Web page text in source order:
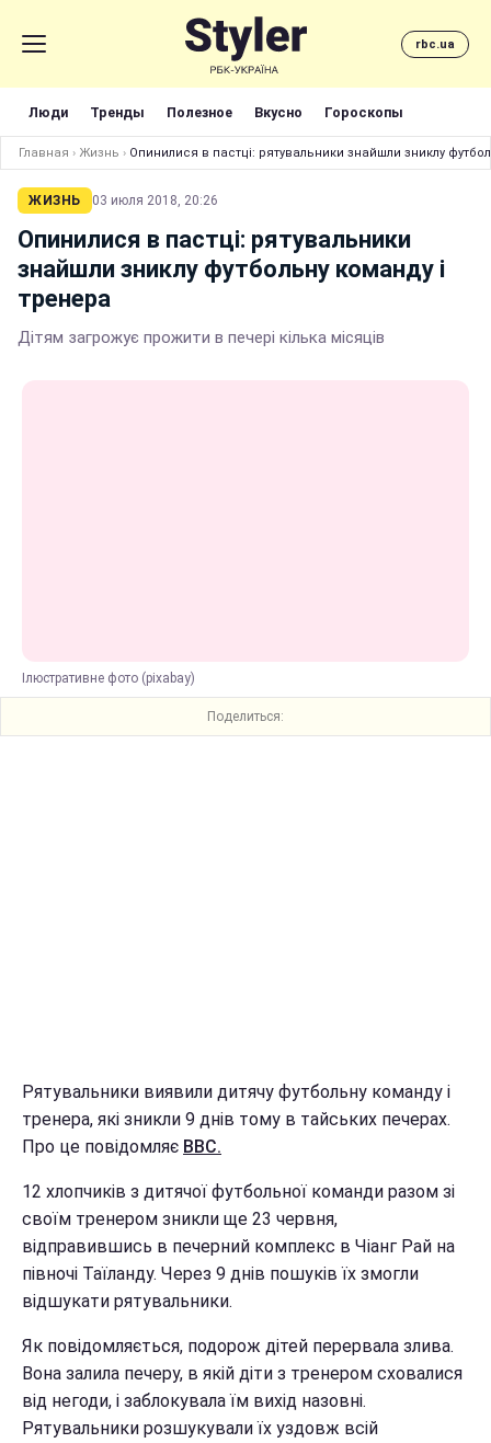
rbc.ua
Люди Тренды Полезное Вкусно Гороскопы
Главная › Жизнь › Опинилися в пастці: рятувальники знайшли зниклу
ЖИЗНЬ 03 июля 2018, 20:26
Опинилися в пастці: рятувальники
знайшли зниклу футбольну команду і
тренера
Дітям загрожує прожити в печері кілька місяців
Ілюстративне фото (pixabay)
Поделиться:
Рятувальники виявили дитячу футбольну команду і
тренера, які зникли 9 днів тому в тайських печерах.
Про це повідомляє BBC.
12 хлопчиків з дитячої футбольної команди разом зі
своїм тренером зникли ще 23 червня,
відправившись в печерний комплекс в Чіанг Рай на
півночі Таїланду. Через 9 днів пошуків їх змогли
відшукати рятувальники.
Як повідомляється, подорож дітей перервала злива.
Вона залила печеру, в якій діти з тренером сховалися
від негоди, і заблокувала їм вихід назовні.
Рятувальники розшукували їх уздовж всій